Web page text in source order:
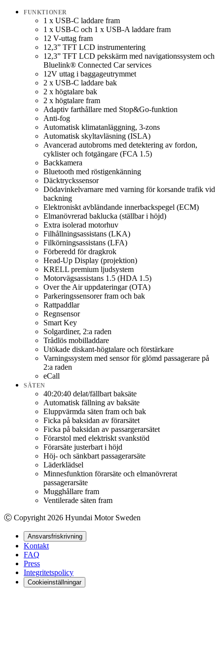
FUNKTIONER
1 x USB-C laddare fram
1 x USB-C och 1 x USB-A laddare fram
12 V-uttag fram
12,3” TFT LCD instrumentering
12,3” TFT LCD pekskärm med navigationssystem och
Bluelink® Connected Car services
12V uttag i baggageutrymmet
2 x USB-C laddare bak
2 x högtalare bak
2 x högtalare fram
Adaptiv farthållare med Stop&Go-funktion
Anti-fog
Automatisk klimatanläggning, 3-zons
Automatisk skyltavläsning (ISLA)
Avancerad autobroms med detektering av fordon,
cyklister och fotgängare (FCA 1.5)
Backkamera
Bluetooth med röstigenkänning
Däcktryckssensor
Dödavinkelvarnare med varning för korsande trafik vid
backning
Elektroniskt avbländande innerbackspegel (ECM)
Elmanövrerad baklucka (ställbar i höjd)
Extra isolerad motorhuv
Filhållningsassistans (LKA)
Filkörningsassistans (LFA)
Förberedd för dragkrok
Head-Up Display (projektion)
KRELL premium ljudsystem
Motorvägsassistans 1.5 (HDA 1.5)
Over the Air uppdateringar (OTA)
Parkeringssensorer fram och bak
Rattpaddlar
Regnsensor
Smart Key
Solgardiner, 2:a raden
Trådlös mobilladdare
Utökade diskant-högtalare och förstärkare
Varningssystem med sensor för glömd passagerare på
2:a raden
eCall
SÄTEN
40:20:40 delat/fällbart baksäte
Automatisk fällning av baksäte
Eluppvärmda säten fram och bak
Ficka på baksidan av förarsätet
Ficka på baksidan av passargerarsätet
Förarstol med elektriskt svankstöd
Förarsäte justerbart i höjd
Höj- och sänkbart passagerarsäte
Läderklädsel
Minnesfunktion förarsäte och elmanövrerat
passagerarsäte
Mugghållare fram
Ventilerade säten fram
Ⓒ Copyright 2026 Hyundai Motor Sweden
Ansvarsfriskrivning
Kontakt
FAQ
Press
Integritetspolicy
Cookieinställningar